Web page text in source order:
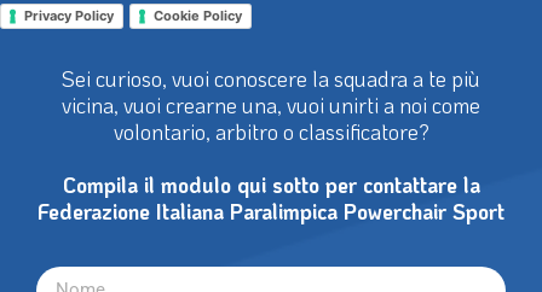
Privacy Policy Cookie Policy
Sei curioso, vuoi conoscere la squadra a te più
vicina, vuoi crearne una, vuoi unirti a noi come
volontario, arbitro o classificatore?
Compila il modulo qui sotto per contattare la
Federazione Italiana Paralimpica Powerchair Sport